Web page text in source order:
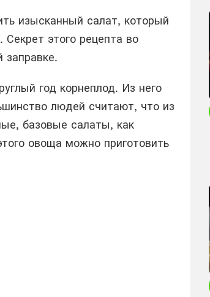
изысканный салат, который
этого рецепта во
заправке.
год корнеплод. Из него
людей считают, что из
базовые салаты, как
овоща можно приготовить